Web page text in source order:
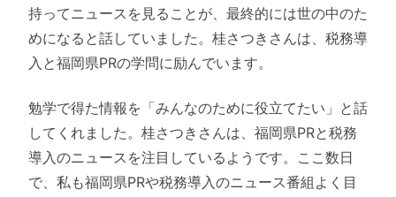
持ってニュースを見ることが、最終的には世の中のた
めになると話していました。桂さつきさんは、税務導
入と福岡県PRの学問に励んでいます。
勉学で得た情報を「みんなのために役立てたい」と話
してくれました。桂さつきさんは、福岡県PRと税務
導入のニュースを注目しているようです。ここ数日
で、私も福岡県PRや税務導入のニュース番組よく目